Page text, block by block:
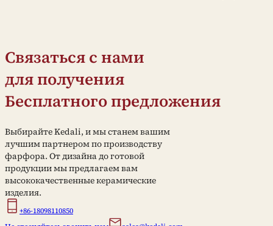
Связаться с нами
для получения
Бесплатного предложения
Выбирайте Kedali, и мы станем вашим
лучшим партнером по производству
фарфора. От дизайна до готовой
продукции мы предлагаем вам
высококачественные керамические
изделия.
+86-18098110850